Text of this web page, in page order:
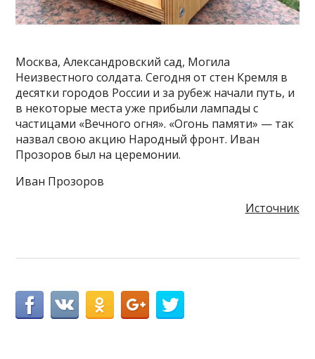
Москва, Александровский сад, Могила
Неизвестного солдата. Сегодня от стен Кремля в
десятки городов России и за рубеж начали путь, и
в некоторые места уже прибыли лампады с
частицами «Вечного огня». «Огонь памяти» — так
назвал свою акцию Народный фронт. Иван
Прозоров был на церемонии.
Иван Прозоров
Источник